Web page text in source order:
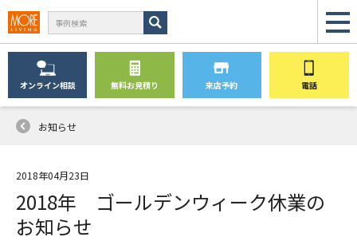
オンライン相談 無料お見積り 来店予約 電話
お知らせ
2018年04月23日
2018年 ゴールデンウィーク休業の
お知らせ